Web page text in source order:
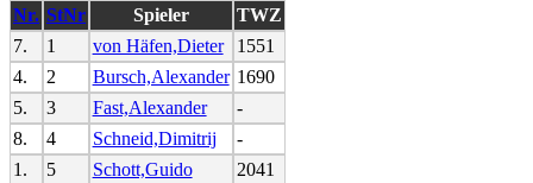
Nr. StNr Spieler
TWZ
7.
1 von Häfen,Dieter
1551
4.
2 Bursch,Alexander 1690
5.
3 Fast,Alexander
-
8.
4 Schneid,Dimitrij
-
1.
5 Schott,Guido
2041